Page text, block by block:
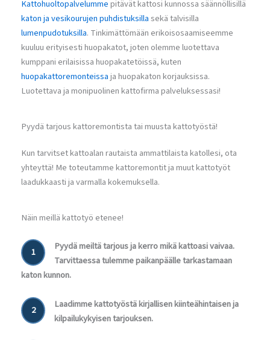
Kattohuoltopalvelummepitävät kattosi kunnossa säännöllisillä
katon ja vesikourujen puhdistuksillasekä talvisilla
lumenpudotuksilla. Tinkimättömään erikoisosaamiseemme
kuuluu erityisesti huopakatot, joten olemme luotettava
kumppani erilaisissa huopakatetöissä, kuten
huopakattoremonteissaja huopakaton korjauksissa.
Luotettava ja monipuolinen kattofirma palveluksessasi!
Pyydä tarjous kattoremontista tai muusta kattotyöstä!
Kun tarvitset kattoalan rautaista ammattilaista katollesi, ota
yhteyttä! Me toteutamme kattoremontit ja muut kattotyöt
laadukkaasti ja varmalla kokemuksella.
Näin meillä kattotyö etenee!
1
Pyydä meiltä tarjous ja kerro mikä kattoasi vaivaa.
Tarvittaessa tulemme paikanpäälle tarkastamaan
katon kunnon.
2
Laadimme kattotyöstä kirjallisen kiinteähintaisen ja
kilpailukykyisen tarjouksen.